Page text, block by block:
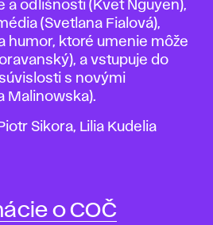
a odlišnosti (Kvet Nguyen),
(Svetlana Fialová),
humor, ktoré umenie môže
a vstupuje do
s novými
Malinowska).
Sikora, Lilia Kudelia
o COČ